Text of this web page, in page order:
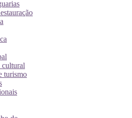
cultural
turismo